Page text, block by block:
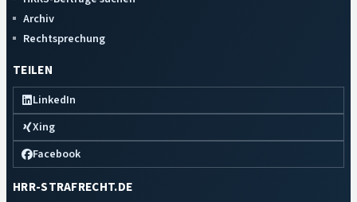
Archiv
Rechtsprechung
TEILEN
LinkedIn
Xing
Facebook
HRR-STRAFRECHT.DE